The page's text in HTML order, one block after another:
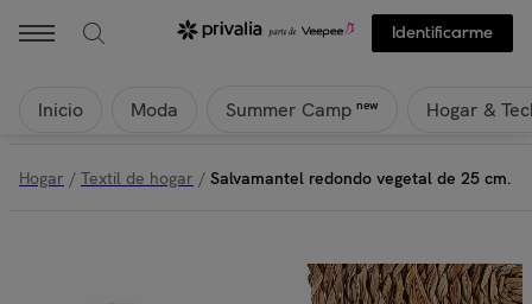
Identificarme
Inicio Moda Summer Camp new Hogar &
Hogar / Textil de hogar / Salvamantel redondo vegetal de 25 cm.